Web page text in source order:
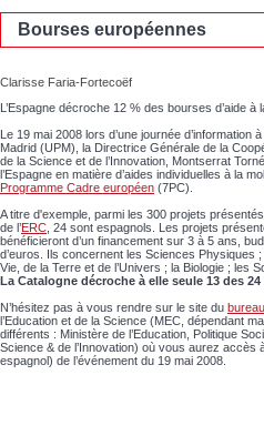
Bourses européennes
Clarisse Faria-Fortecoëf
L’Espagne décroche 12 % des bourses d’aide à
Le 19 mai 2008 lors d’une journée d’information
Madrid (UPM), la Directrice Générale de la
de la Science et de l’Innovation, Montserrat
l’Espagne en matière d’aides individuelles à la
Programme Cadre européen (7PC).
A titre d'exemple, parmi les 300 projets
de l’ERC , 24 sont espagnols. Les projets
bénéficieront d’un financement sur 3 à 5 ans,
d’euros. Ils concernent les Sciences Physiques
Vie, de la Terre et de l’Univers ; la Biologie ; les
La Catalogne décroche à elle seule 13 des
N’hésitez pas à vous rendre sur le site du
l’Education et de la Science (MEC, dépendant
différents : Ministère de l’Education, Politique
Science & de l’Innovation) où vous aurez accès
espagnol) de l’événement du 19 mai 2008.